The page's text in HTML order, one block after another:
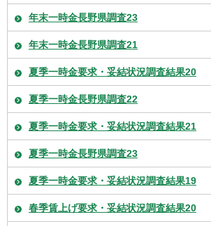
年末一時金長野県調査23
年末一時金長野県調査21
夏季一時金要求・妥結状況調査結果20
夏季一時金長野県調査22
夏季一時金要求・妥結状況調査結果21
夏季一時金長野県調査23
夏季一時金要求・妥結状況調査結果19
春季賃上げ要求・妥結状況調査結果20